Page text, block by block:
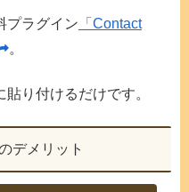
プラグイン 「Contact
。
り付けるだけです。
デメリット